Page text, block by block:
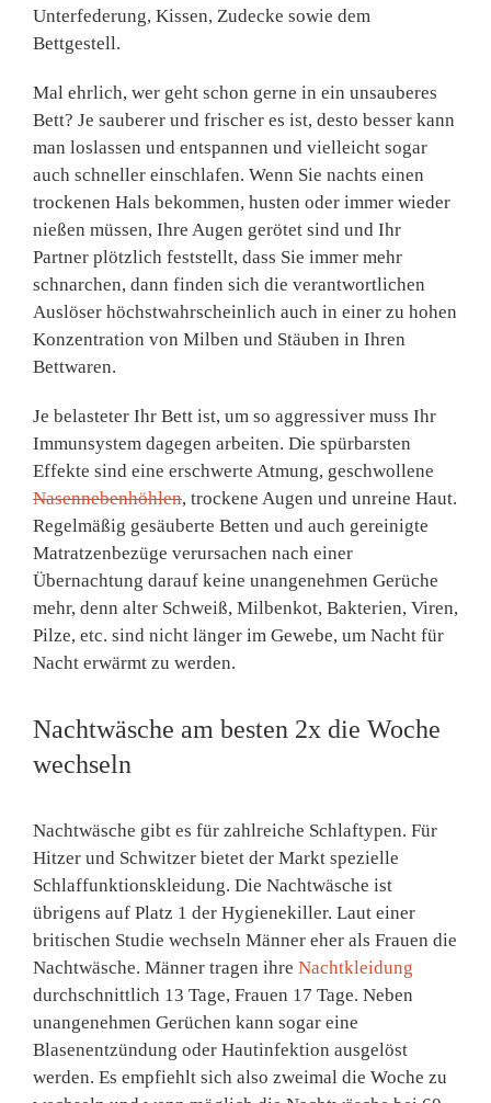
Unterfederung, Kissen, Zudecke sowie dem
Bettgestell.
Mal ehrlich, wer geht schon gerne in ein unsauberes
Bett? Je sauberer und frischer es ist, desto besser kann
man loslassen und entspannen und vielleicht sogar
auch schneller einschlafen. Wenn Sie nachts einen
trockenen Hals bekommen, husten oder immer wieder
nießen müssen, Ihre Augen gerötet sind und Ihr
Partner plötzlich feststellt, dass Sie immer mehr
schnarchen, dann finden sich die verantwortlichen
Auslöser höchstwahrscheinlich auch in einer zu hohen
Konzentration von Milben und Stäuben in Ihren
Bettwaren.
Je belasteter Ihr Bett ist, um so aggressiver muss Ihr
Immunsystem dagegen arbeiten. Die spürbarsten
Effekte sind eine erschwerte Atmung, geschwollene
Nasennebenhöhlen, trockene Augen und unreine Haut.
Regelmäßig gesäuberte Betten und auch gereinigte
Matratzenbezüge verursachen nach einer
Übernachtung darauf keine unangenehmen Gerüche
mehr, denn alter Schweiß, Milbenkot, Bakterien, Viren,
Pilze, etc. sind nicht länger im Gewebe, um Nacht für
Nacht erwärmt zu werden.
Nachtwäsche am besten 2x die Woche
wechseln
Nachtwäsche gibt es für zahlreiche Schlaftypen. Für
Hitzer und Schwitzer bietet der Markt spezielle
Schlaffunktionskleidung. Die Nachtwäsche ist
übrigens auf Platz 1 der Hygienekiller. Laut einer
britischen Studie wechseln Männer eher als Frauen die
Nachtwäsche. Männer tragen ihre Nachtkleidung
durchschnittlich 13 Tage, Frauen 17 Tage. Neben
unangenehmen Gerüchen kann sogar eine
Blasenentzündung oder Hautinfektion ausgelöst
werden. Es empfiehlt sich also zweimal die Woche zu